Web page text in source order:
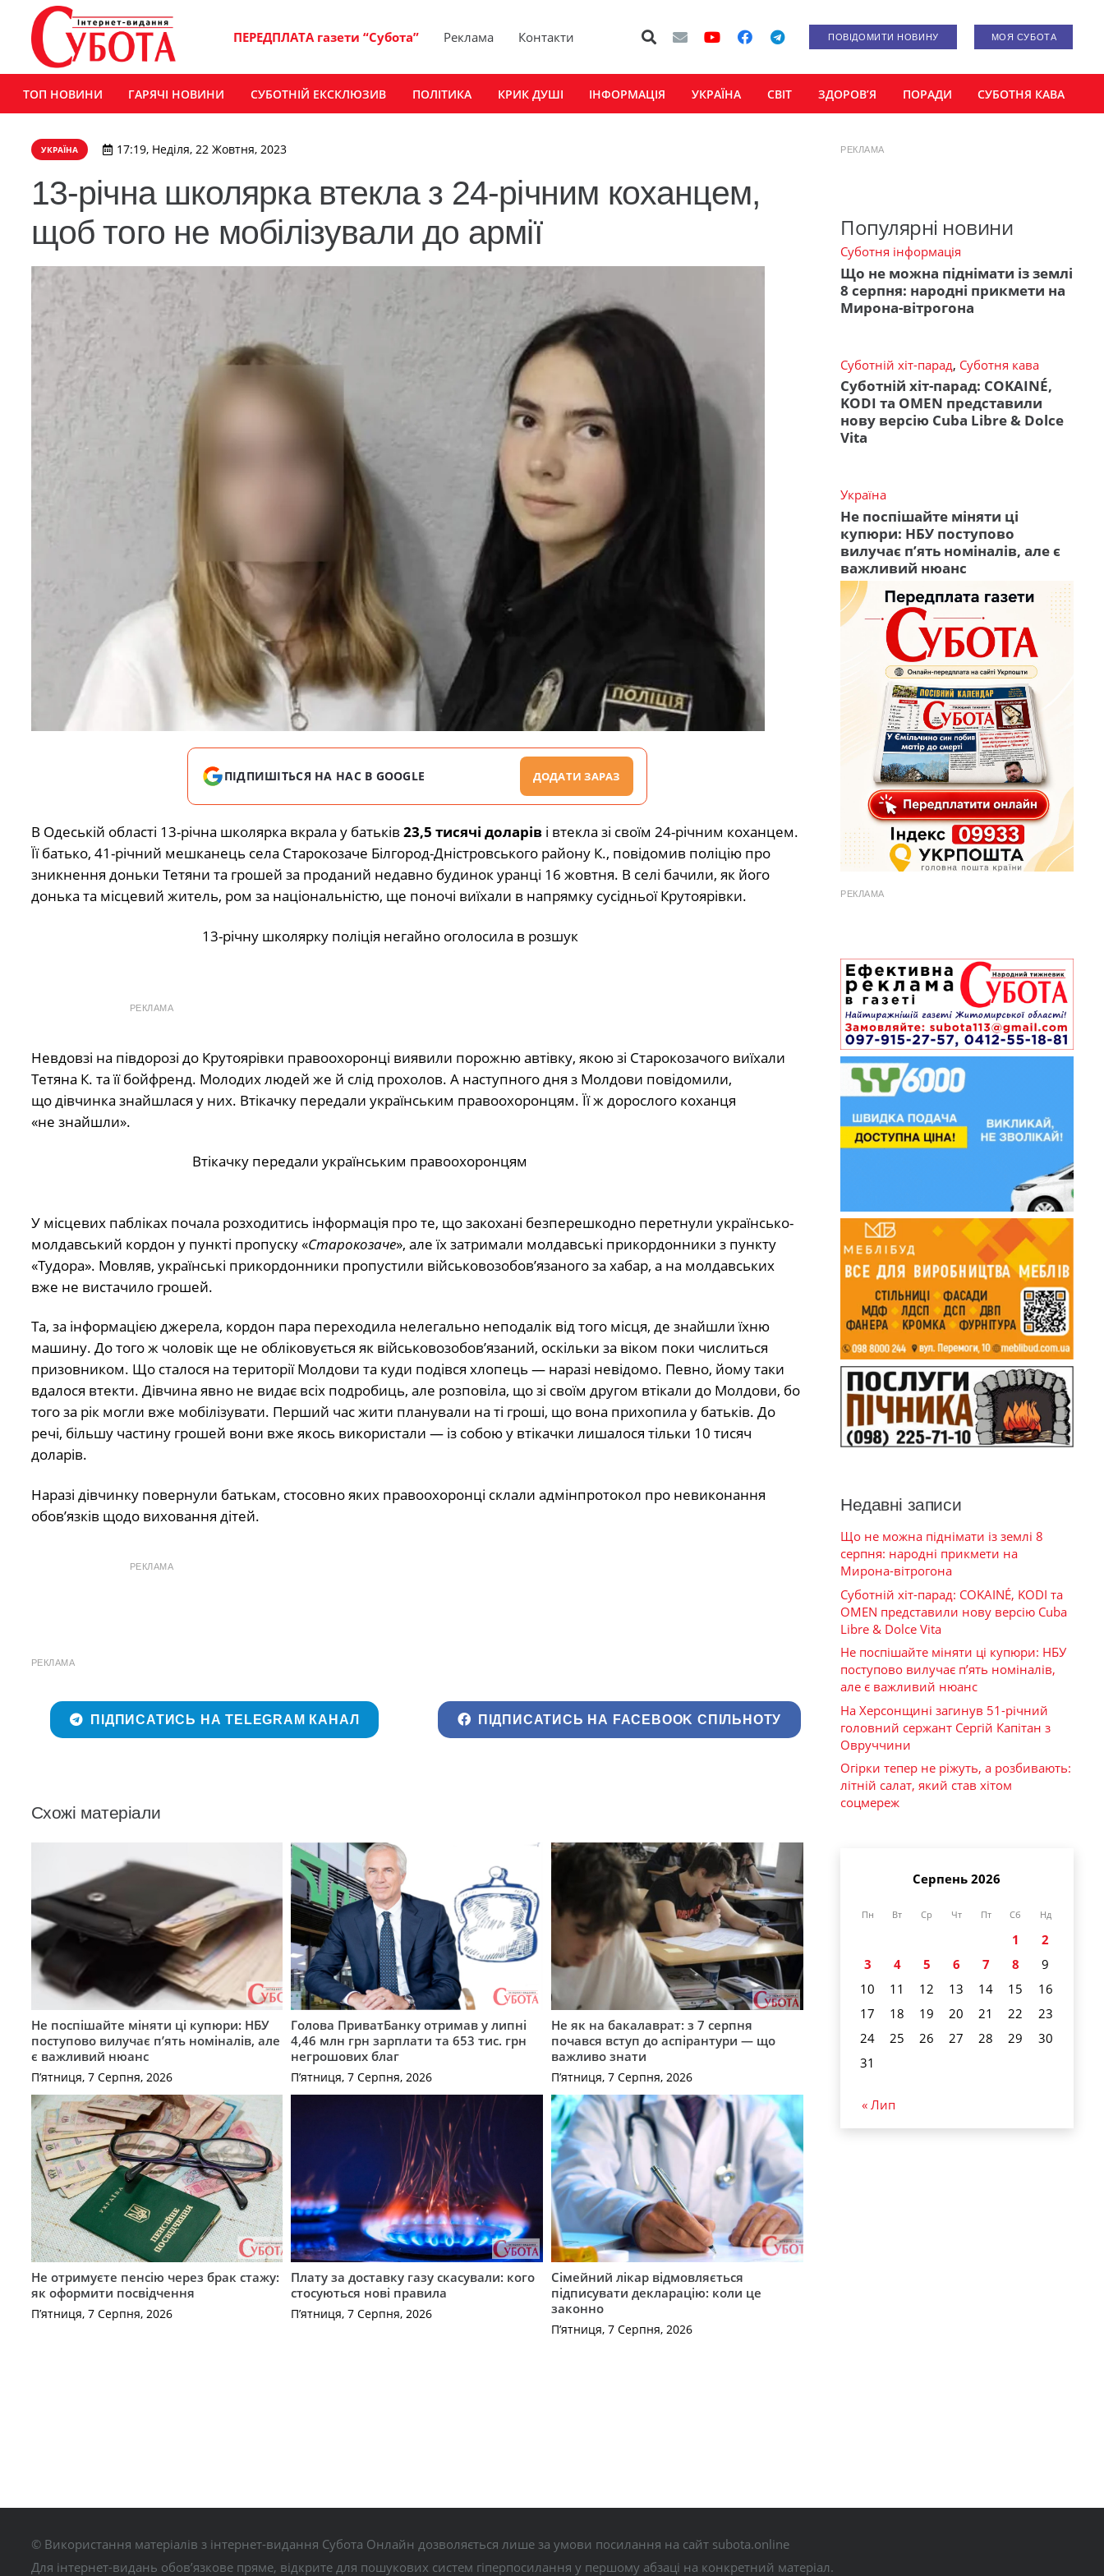
ПЕРЕДПЛАТА газети “Субота” Реклама Контакти ПОВІДОМИТИ НОВИНУ МОЯ СУБОТА
ТОП НОВИНИ ГАРЯЧІ НОВИНИ СУБОТНІЙ ЕКСКЛЮЗИВ ПОЛІТИКА КРИК ДУШІ ІНФОРМАЦІЯ УКРАЇНА СВІТ ЗДОРОВ’Я ПОРАДИ СУБОТНЯ КАВА
УКРАЇНА 17:19, Неділя, 22 Жовтня, 2023
13-річна школярка втекла з 24-річним коханцем,
щоб того не мобілізували до армії
ПІДПИШІТЬСЯ НА НАС В GOOGLE ДОДАТИ ЗАРАЗ
В Одеській області 13-річна школярка вкрала у батьків 23,5 тисячі доларіві втекла зі своїм 24-річним коханцем.
Її батько, 41-річний мешканець села Старокозаче Білгород-Дністровського району К., повідомив поліцію про
зникнення доньки Тетяни та грошей за проданий недавно будинок уранці 16 жовтня. В селі бачили, як його
донька та місцевий житель, ром за національністю, ще поночі виїхали в напрямку сусідньої Крутоярівки.
13-річну школярку поліція негайно оголосила в розшук
РЕКЛАМА
Невдовзі на півдорозі до Крутоярівки правоохоронці виявили порожню автівку, якою зі Старокозачого виїхали
Тетяна К. та її бойфренд. Молодих людей же й слід прохолов. А наступного дня з Молдови повідомили,
що дівчинка знайшлася у них. Втікачку передали українським правоохоронцям. Її ж дорослого коханця
«не знайшли».
Втікачку передали українським правоохоронцям
У місцевих пабліках почала розходитись інформація про те, що закохані безперешкодно перетнули українсько-
молдавський кордон у пункті пропуску «Старокозаче», але їх затримали молдавські прикордонники з пункту
«Тудора». Мовляв, українські прикордонники пропустили військовозобовʼязаного за хабар, а на молдавських
вже не вистачило грошей.
Та, за інформацією джерела, кордон пара переходила нелегально неподалік від того місця, де знайшли їхню
машину. До того ж чоловік ще не обліковується як військовозобовʼязаний, оскільки за віком поки числиться
призовником. Що сталося на території Молдови та куди подівся хлопець — наразі невідомо. Певно, йому таки
вдалося втекти. Дівчина явно не видає всіх подробиць, але розповіла, що зі своїм другом втікали до Молдови, бо
того за рік могли вже мобілізувати. Перший час жити планували на ті гроші, що вона прихопила у батьків. До
речі, більшу частину грошей вони вже якось використали — із собою у втікачки лишалося тільки 10 тисяч
доларів.
Наразі дівчинку повернули батькам, стосовно яких правоохоронці склали адмінпротокол про невиконання
обовʼязків щодо виховання дітей.
РЕКЛАМА
РЕКЛАМА
ПІДПИСАТИСЬ НА TELEGRAM КАНАЛ ПІДПИСАТИСЬ НА FACEBOOK СПІЛЬНОТУ
Схожі матеріали
Не поспішайте міняти ці купюри: НБУ
поступово вилучає п’ять номіналів, але
є важливий нюанс
П’ятниця, 7 Серпня, 2026
Голова ПриватБанку отримав у липні
4,46 млн грн зарплати та 653 тис. грн
негрошових благ
П’ятниця, 7 Серпня, 2026
Не як на бакалаврат: з 7 серпня
почався вступ до аспірантури — що
важливо знати
П’ятниця, 7 Серпня, 2026
Не отримуєте пенсію через брак стажу:
як оформити посвідчення
П’ятниця, 7 Серпня, 2026
Плату за доставку газу скасували: кого
стосуються нові правила
П’ятниця, 7 Серпня, 2026
Сімейний лікар відмовляється
підписувати декларацію: коли це
законно
П’ятниця, 7 Серпня, 2026
РЕКЛАМА
Популярні новини
Суботня інформація
Що не можна піднімати із землі
8 серпня: народні прикмети на
Мирона-вітрогона
Суботній хіт-парад, Суботня кава
Суботній хіт-парад: COKAINÉ,
KODI та OMEN представили
нову версію Cuba Libre & Dolce
Vita
Україна
Не поспішайте міняти ці
купюри: НБУ поступово
вилучає п’ять номіналів, але є
важливий нюанс
РЕКЛАМА
Недавні записи
Що не можна піднімати із землі 8
серпня: народні прикмети на
Мирона-вітрогона
Суботній хіт-парад: COKAINÉ, KODI та
OMEN представили нову версію Cuba
Libre & Dolce Vita
Не поспішайте міняти ці купюри: НБУ
поступово вилучає п’ять номіналів,
але є важливий нюанс
На Херсонщині загинув 51-річний
головний сержант Сергій Капітан з
Овруччини
Огірки тепер не ріжуть, а розбивають:
літній салат, який став хітом
соцмереж
Серпень 2026
Пн Вт Ср Чт Пт Сб Нд
1
2
3
4 5 6 7 8
9
10
11 12 13 14 15
16
17
18 19 20 21 22
23
24
25 26 27 28 29
30
31
« Лип
© Використання матеріалів з інтернет-видання Субота Онлайн дозволяється лише за умови посилання на сайт subota.online
Для інтернет-видань обов’язкове пряме, відкрите для пошукових систем гіперпосилання у першому абзаці на конкретний матеріал.